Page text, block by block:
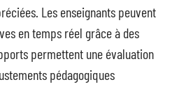
Les enseignants peuvent
en temps réel grâce à des
permettent une évaluation
pédagogiques